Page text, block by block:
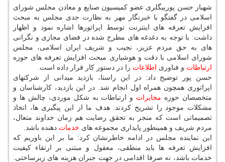
شهباز حسن پوربیگلری عضو کمیسیون صنایع و معادن مجلس شورای
اسلامی در گفتگو با خبرنگار مهر به نظارت جدی مجلس به مبحث
افزایش تعرفه های اینترنت توسط اپراتورها اشاره نمود و اظهار
داشت: با توجه به دغدغه های مطرح شده در فضای مجازی و نگرانی
های به حق مردم عزیز، نجیب و شریف ایران اسلامی، مجلس
شورای اسلامی با دقت و هوشیاری مبحث افزایش تعرفه های حوزه
ارتباطات و فناوری اطلاعات را در دستور کار قرار داده است.
حسن پور توضیح داد: در این راستا، بازدید میدانی از شرکتهای
اپراتوری همچون همراه اول انجام شد. در این بازدید، کارشناسان و
متخصصان حوزه مخابرات و ارتباطات به شکل موردی، چالش ها و
مشکلات موجود را تشریح کردند. هدف ما از این پیگیری ها، اتخاذ
تصمیماتی است که منجر به تحقق رضایت هم زمان خداوند متعال،
مردم شریف و همینطور پایداری مجموعه های خدمات دهنده باشد.
این نماینده مجلس در ادامه خاطرنشان کرد: ما بر این باوریم که
افزایش تعرفه ها باید منطقی، معقول و مبتنی بر ارتقاء کیفیت
خدمات باشد، نه صرفا اقدامی در جهت جبران هزینه های زیرساختی.